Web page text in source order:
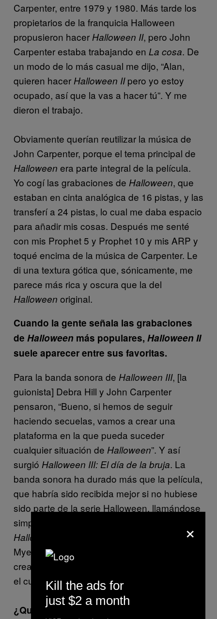
Carpenter, entre 1979 y 1980. Más tarde los
propietarios de la franquicia Halloween
propusieron hacer Halloween II, pero John
Carpenter estaba trabajando en La cosa. De
un modo de lo más casual me dijo, “Alan,
quieren hacer Halloween IIpero yo estoy
ocupado, así que la vas a hacer tú”. Y me
dieron el trabajo.
Obviamente querían reutilizar la música de
John Carpenter, porque el tema principal de
Halloween era parte integral de la película.
Yo cogí las grabaciones de Halloween, que
estaban en cinta analógica de 16 pistas, y las
transferí a 24 pistas, lo cual me daba espacio
para añadir mis cosas. Después me senté
con mis Prophet 5 y Prophet 10 y mis ARP y
toqué encima de la música de Carpenter. Le
di una textura gótica que, sónicamente, me
parece más rica y oscura que la del
Halloween original.
Cuando la gente señala las grabaciones
de Halloween más populares, Halloween II
suele aparecer entre sus favoritas.
Para la banda sonora de Halloween III, [la
guionista] Debra Hill y John Carpenter
pensaron, “Bueno, si hemos de seguir
haciendo secuelas, vamos a crear una
plataforma en la que pueda suceder
cualquier situación de Halloween”. Y así
surgió Halloween III: El día de la bruja. La
banda sonora ha durado más que la película,
que habría sido recibida mejor si no hubiese
sido parte de la serie Halloween, llamándose
simplemente El día de la bruja. Los fans de
Halloween
Myers. Por eso en
crear basándonos en el tipo de la máscara y
el cuchillo.
¿Qué ingredientes son clave para el
×
Kill the ads for
just $2 a month